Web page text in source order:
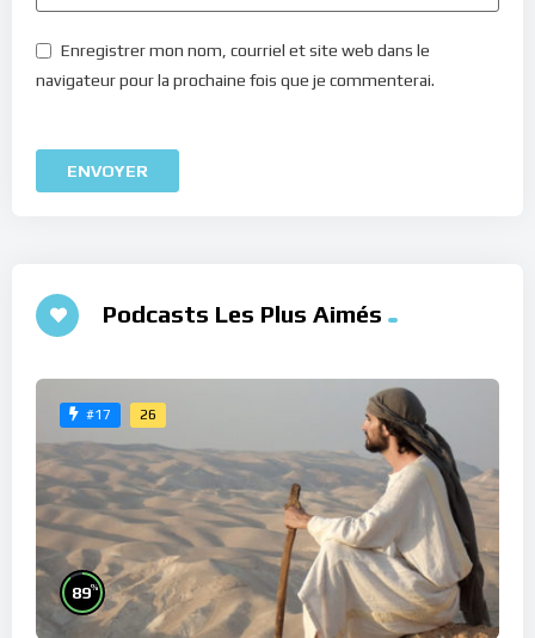
Enregistrer mon nom, courriel et site web dans le
navigateur pour la prochaine fois que je commenterai.
Podcasts Les Plus Aimés
#17 26
89%